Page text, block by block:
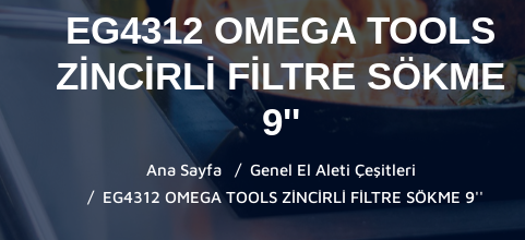
EG4312 OMEGA TOOLS
ZİNCİRLİ FİLTRE SÖKME
9''
Ana Sayfa
Genel El Aleti Çeşitleri
EG4312 OMEGA TOOLS ZİNCİRLİ FİLTRE SÖKME 9''